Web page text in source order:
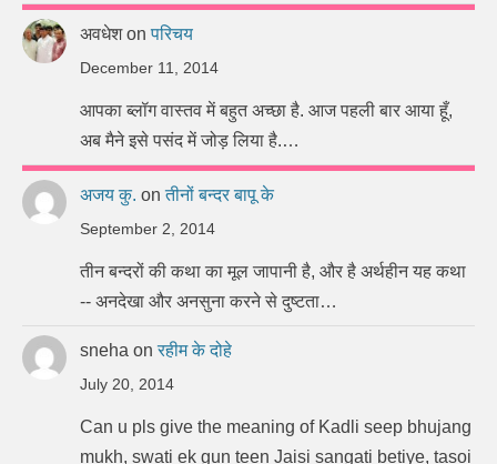
अवधेशonपरिचय
December 11, 2014
आपका ब्लॉग वास्तव में बहुत अच्छा है. आज पहली बार आया हूँ,
अब मैने इसे पसंद में जोड़ लिया है.…
अजय कु. onतीनों बन्दर बापू के
September 2, 2014
तीन बन्दरों की कथा का मूल जापानी है, और है अर्थहीन यह कथा
-- अनदेखा और अनसुना करने से दुष्टता…
sneha onरहीम के दोहे
July 20, 2014
Can u pls give the meaning of Kadli seep bhujang
mukh, swati ek gun teen Jaisi sangati betiye, tasoi